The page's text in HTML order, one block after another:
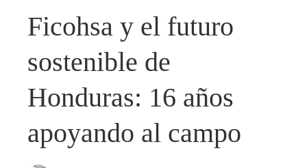
Ficohsa y el futuro
sostenible de
Honduras: 16 años
apoyando al campo